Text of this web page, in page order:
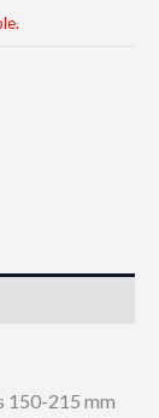
150-215 mm